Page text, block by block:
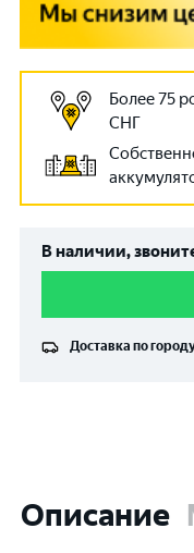
Более 75
СНГ
В наличии,
Доставка по
Описание